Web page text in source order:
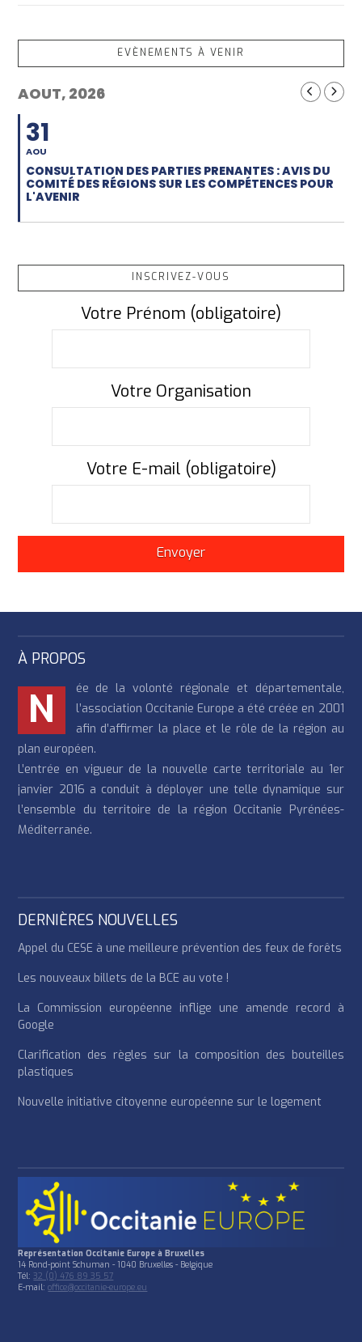
EVÈNEMENTS À VENIR
AOUT, 2026
31
AOU
CONSULTATION DES PARTIES PRENANTES : AVIS DU
COMITÉ DES RÉGIONS SUR LES COMPÉTENCES POUR
L'AVENIR
INSCRIVEZ-VOUS
Votre Prénom (obligatoire)
Votre Organisation
Votre E-mail (obligatoire)
À PROPOS
N
ée de la volonté régionale et départementale,
l’association Occitanie Europe a été créée en 2001
afin d’affirmer la place et le rôle de la région au
plan européen.
L’entrée en vigueur de la nouvelle carte territoriale au 1er
janvier 2016 a conduit à déployer une telle dynamique sur
l’ensemble du territoire de la région Occitanie Pyrénées-
Méditerranée.
DERNIÈRES NOUVELLES
Appel du CESE à une meilleure prévention des feux de forêts
Les nouveaux billets de la BCE au vote !
La Commission européenne inflige une amende record à
Google
Clarification des règles sur la composition des bouteilles
plastiques
Nouvelle initiative citoyenne européenne sur le logement
Représentation Occitanie Europe à Bruxelles
14 Rond-point Schuman - 1040 Bruxelles - Belgique
Tél:32 (0) 476 89 35 57
E-mail:office@occitanie-europe.eu